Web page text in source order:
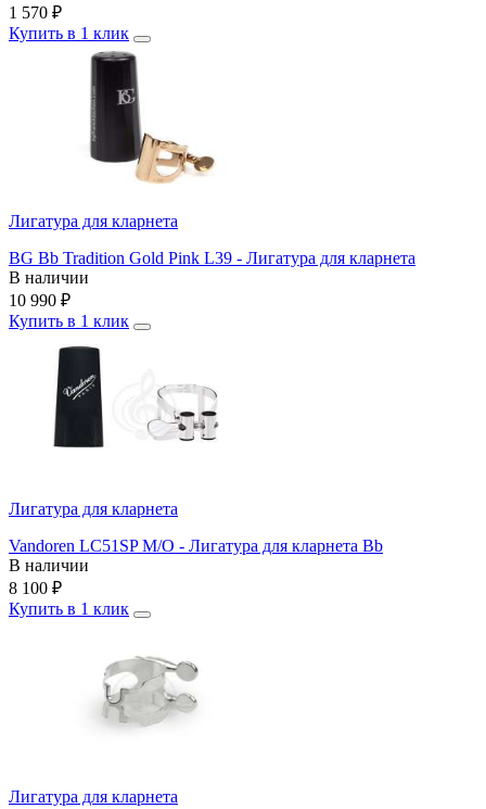
1 570 ₽
Купить в 1 клик
Лигатура для кларнета
BG Bb Tradition Gold Pink L39 - Лигатура для кларнета
В наличии
10 990 ₽
Купить в 1 клик
Лигатура для кларнета
Vandoren LC51SP M/O - Лигатура для кларнета Bb
В наличии
8 100 ₽
Купить в 1 клик
Лигатура для кларнета